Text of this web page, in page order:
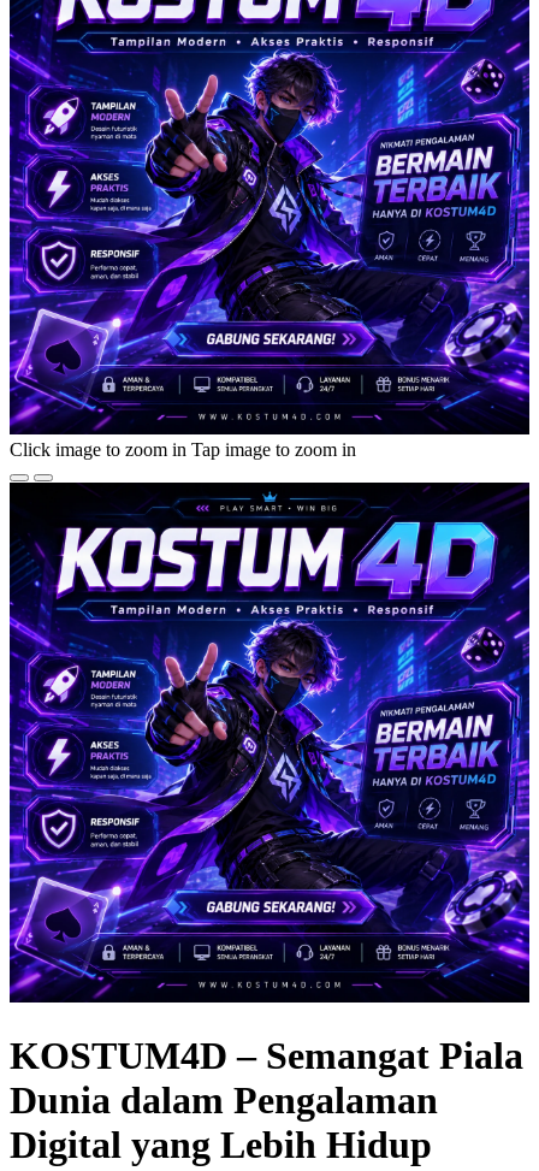
Click image to zoom in Tap image to zoom in
KOSTUM4D – Semangat Piala
Dunia dalam Pengalaman
Digital yang Lebih Hidup